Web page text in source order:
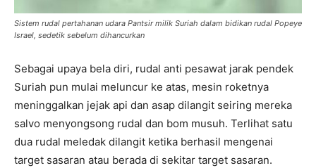
Sistem rudal pertahanan udara Pantsir milik Suriah dalam bidikan rudal Popeye
Israel, sedetik sebelum dihancurkan
Sebagai upaya bela diri, rudal anti pesawat jarak pendek
Suriah pun mulai meluncur ke atas, mesin roketnya
meninggalkan jejak api dan asap dilangit seiring mereka
salvo menyongsong rudal dan bom musuh. Terlihat satu
dua rudal meledak dilangit ketika berhasil mengenai
target sasaran atau berada di sekitar target sasaran.